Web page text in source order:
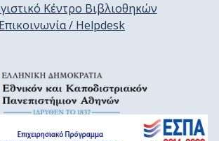
Κέντρο Βιβλιοθηκών
Επικοινωνία / Helpdesk